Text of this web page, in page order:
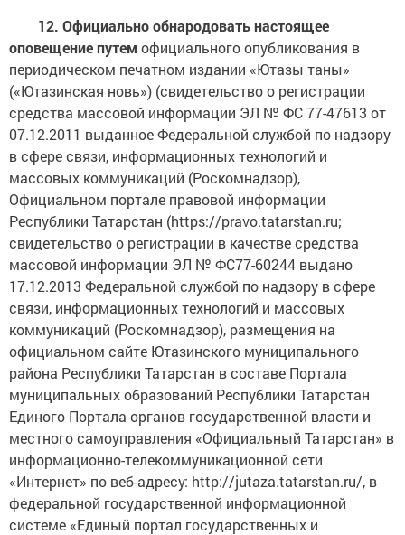
12. Официально обнародовать настоящее
оповещение путем официального опубликования в
периодическом печатном издании «Ютазы таны»
(«Ютазинская новь») (свидетельство о регистрации
средства массовой информации ЭЛ № ФС 77-47613 от
07.12.2011 выданное Федеральной службой по надзору
в сфере связи, информационных технологий и
массовых коммуникаций (Роскомнадзор),
Официальном портале правовой информации
Республики Татарстан (https://pravo.tatarstan.ru;
свидетельство о регистрации в качестве средства
массовой информации ЭЛ № ФС77-60244 выдано
17.12.2013 Федеральной службой по надзору в сфере
связи, информационных технологий и массовых
коммуникаций (Роскомнадзор), размещения на
официальном сайте Ютазинского муниципального
района Республики Татарстан в составе Портала
муниципальных образований Республики Татарстан
Единого Портала органов государственной власти и
местного самоуправления «Официальный Татарстан» в
информационно-телекоммуникационной сети
«Интернет» по веб-адресу: http://jutaza.tatarstan.ru/, в
федеральной государственной информационной
системе «Единый портал государственных и